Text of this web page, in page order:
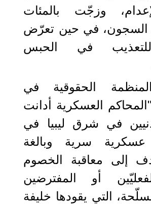
وزجّت بالمئات
السجون، في حين تعرّض
في الحبس
الحقوقية في
العسكرية أدانت
في شرق ليبيا في
سرية وبالغة
إلى معاقبة الخصوم
أو المفترضين
التي يقودها خليفة